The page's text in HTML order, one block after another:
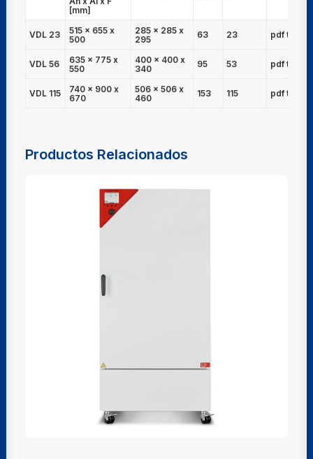
[mm]
VDL 23
515 x 655 x
500
285 x 285 x
295
63 23 pdf
VDL 56
635 x 775 x
550
400 x 400 x
340
95 53 pdf
VDL 115
740 x 900 x
670
506 x 506 x
460
153 115 pdf
Productos Relacionados